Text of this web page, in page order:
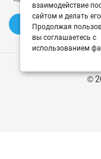
✍️ Оставить отзыв
©
взаимодействие
сайтом и делать
Продолжая
вы соглашаетесь с
использованием